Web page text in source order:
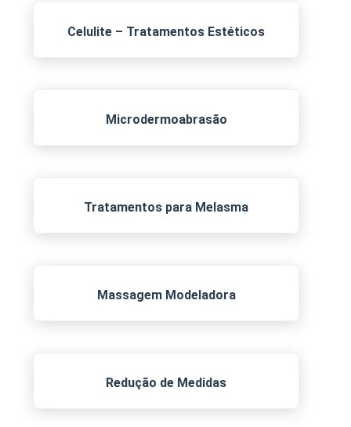
Celulite – Tratamentos Estéticos
Microdermoabrasão
Tratamentos para Melasma
Massagem Modeladora
Redução de Medidas